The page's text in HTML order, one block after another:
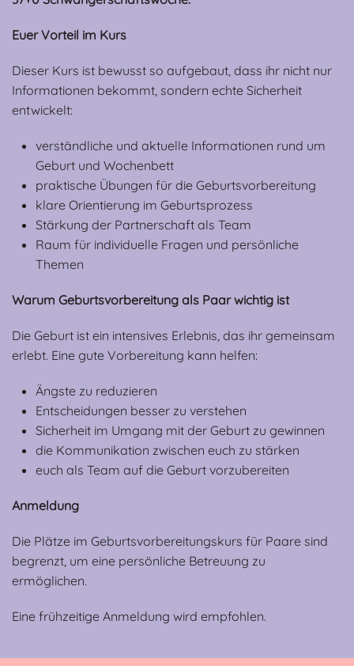
Euer Vorteil im Kurs
Dieser Kurs ist bewusst so aufgebaut, dass ihr nicht nur
Informationen bekommt, sondern echte Sicherheit
entwickelt:
verständliche und aktuelle Informationen rund um
Geburt und Wochenbett
praktische Übungen für die Geburtsvorbereitung
klare Orientierung im Geburtsprozess
Stärkung der Partnerschaft als Team
Raum für individuelle Fragen und persönliche
Themen
Warum Geburtsvorbereitung als Paar wichtig ist
Die Geburt ist ein intensives Erlebnis, das ihr gemeinsam
erlebt. Eine gute Vorbereitung kann helfen:
Ängste zu reduzieren
Entscheidungen besser zu verstehen
Sicherheit im Umgang mit der Geburt zu gewinnen
die Kommunikation zwischen euch zu stärken
euch als Team auf die Geburt vorzubereiten
Anmeldung
Die Plätze im Geburtsvorbereitungskurs für Paare sind
begrenzt, um eine persönliche Betreuung zu
ermöglichen.
Eine frühzeitige Anmeldung wird empfohlen.